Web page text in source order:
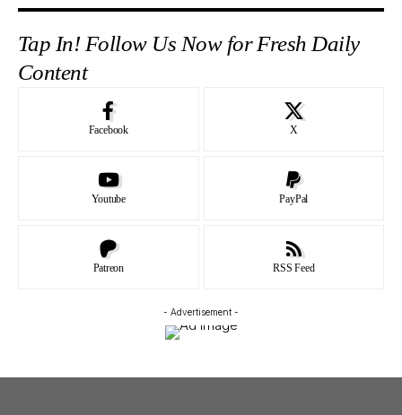
Tap In! Follow Us Now for Fresh Daily
Content
Facebook X
Youtube PayPal
Patreon RSS Feed
- Advertisement -